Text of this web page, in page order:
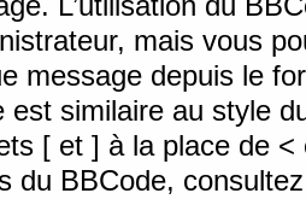
mais vous
message depuis le
est similaire au style
[ et ] à la place de <
du BBCode,